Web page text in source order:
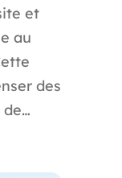
et
au
des